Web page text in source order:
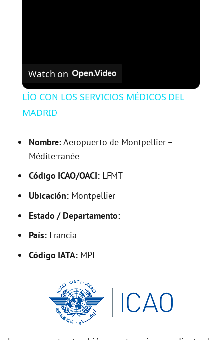
Watch on
LÍO CON LOS SERVICIOS MÉDICOS DEL
MADRID
Nombre:Aeropuerto de Montpellier –
Méditerranée
Código ICAO/OACI: LFMT
Ubicación: Montpellier
Estado / Departamento: –
País: Francia
Código IATA: MPL